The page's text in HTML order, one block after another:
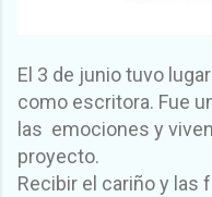
El 3 de junio tuvo
como escritora. Fue
las emociones y
proyecto.
Recibir el cariño y las